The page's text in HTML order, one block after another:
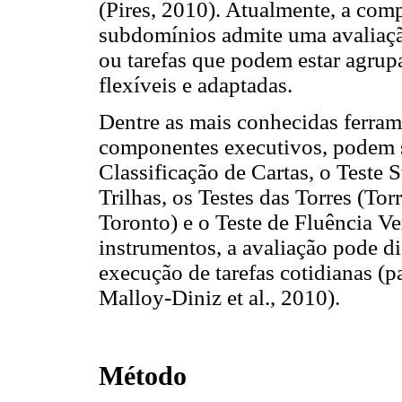
(Pires, 2010). Atualmente, a
subdomínios admite uma
ou tarefas que podem estar
flexíveis e adaptadas.
Dentre as mais conhecidas
componentes executivos,
Classificação de Cartas, o Teste
Trilhas, os Testes das Torres
Toronto) e o Teste de Fluência
instrumentos, a avaliação pode
execução de tarefas cotidianas
Malloy-Diniz et al., 2010).
Método